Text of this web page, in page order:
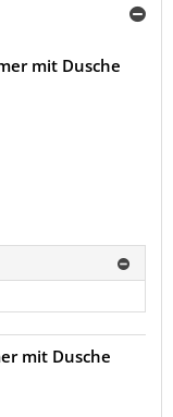
mit Dusche
mit Dusche